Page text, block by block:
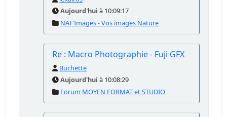
Aujourd'hui à 10:09:17
NAT'Images - Vos images Nature
Re : Macro Photographie - Fuji GFX
Buchette
Aujourd'hui à 10:08:29
Forum MOYEN FORMAT et STUDIO